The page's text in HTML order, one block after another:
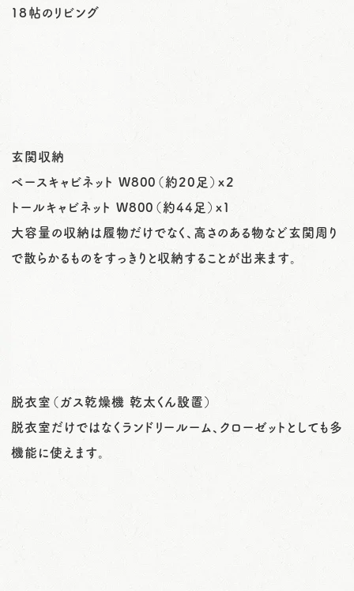
１８帖のリビング
玄関収納
ベースキャビネット W800（約20足）x２
トールキャビネット W800（約44足）x１
大容量の収納は履物だけでなく、高さのある物など玄関周り
で散らかるものをすっきりと収納することが出来ます。
脱衣室（ガス乾燥機 乾太くん設置）
脱衣室だけではなくランドリールーム、クローゼットとしても多
機能に使えます。